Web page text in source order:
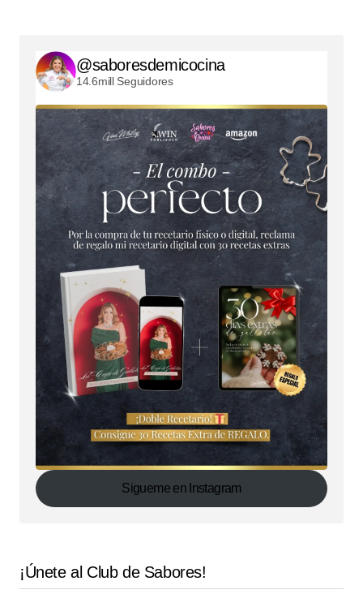
@saboresdemicocina
14.6mill Seguidores
Sigueme en Instagram
¡Únete al Club de Sabores!